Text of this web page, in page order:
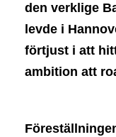
den verklige
levde i
förtjust i att
ambition att